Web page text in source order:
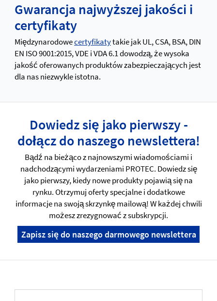
Gwarancja najwyższej jakości i
certyfikaty
Międzynarodowecertyfikatytakie jak UL, CSA, BSA, DIN
EN ISO 9001:2015, VDE i VDA 6.1 dowodzą, że wysoka
jakość oferowanych produktów zabezpieczających jest
dla nas niezwykle istotna.
Dowiedz się jako pierwszy -
dołącz do naszego newslettera!
Bądź na bieżąco z najnowszymi wiadomościami i
nadchodzącymi wydarzeniami PROTEC. Dowiedz się
jako pierwszy, kiedy nowe produkty pojawią się na
rynku. Otrzymuj oferty specjalne i dodatkowe
informacje na swoją skrzynkę mailową! W każdej chwili
możesz zrezygnować z subskrypcji.
Zapisz się do naszego darmowego newslettera